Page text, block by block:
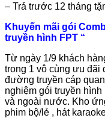
– Trả trước 12 tháng
Khuyến mãi gói
truyền hình FPT “
Từ ngày 1/9 khách
trong 1 vô cùng ưu đãi
đường truyền cáp
nghiệm gói truyền
và ngoài nước. Kho
phim bộ/lẻ , hát